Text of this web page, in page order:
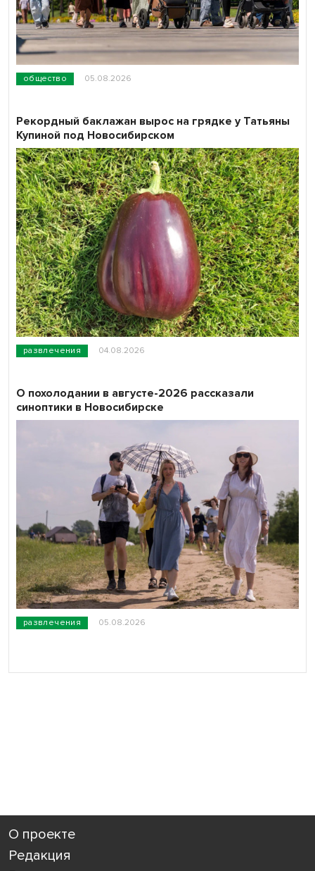
общество 05.08.2026
развлечения 04.08.2026
Рекордный баклажан вырос на грядке у Татьяны
Купиной под Новосибирском
развлечения 05.08.2026
О похолодании в августе-2026 рассказали
синоптики в Новосибирске
О проекте
Редакция